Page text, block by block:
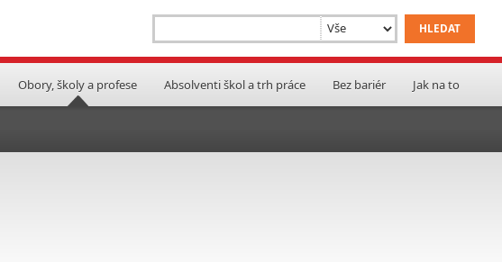
Obory, školy a profese Absolventi škol a trh práce Bez bariér Jak na to